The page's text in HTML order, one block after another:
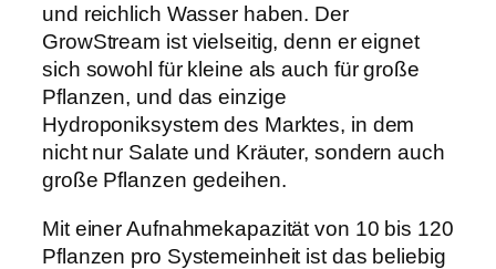
und reichlich Wasser haben. Der
GrowStream ist vielseitig, denn er eignet
sich sowohl für kleine als auch für große
Pflanzen, und das einzige
Hydroponiksystem des Marktes, in dem
nicht nur Salate und Kräuter, sondern auch
große Pflanzen gedeihen.
Mit einer Aufnahmekapazität von 10 bis 120
Pflanzen pro Systemeinheit ist das beliebig